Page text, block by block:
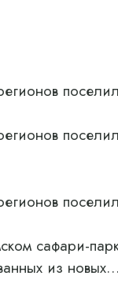
сафари-
из